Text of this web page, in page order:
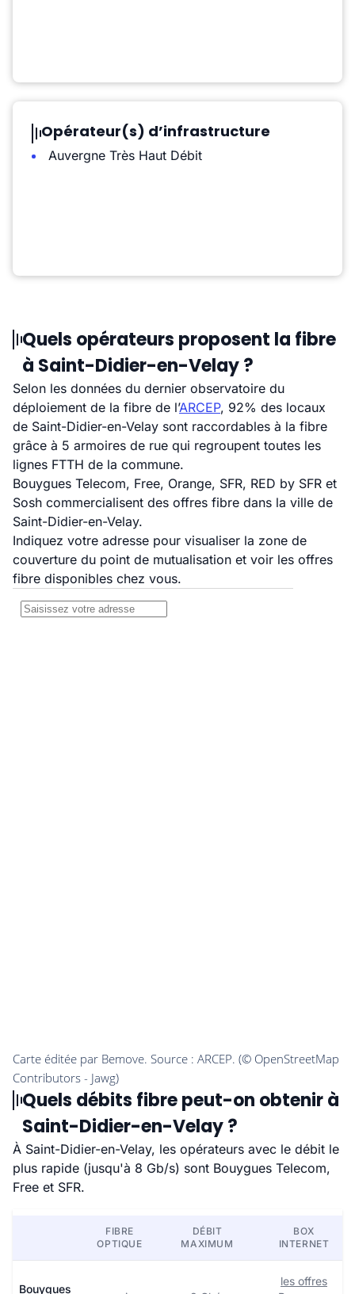
Opérateur(s) d’infrastructure
Auvergne Très Haut Débit
Quels opérateurs proposent la fibre
à Saint-Didier-en-Velay ?
Selon les données du dernier observatoire du
déploiement de la fibre de l’ARCEP, 92% des locaux
de Saint-Didier-en-Velay sont raccordables à la fibre
grâce à 5 armoires de rue qui regroupent toutes les
lignes FTTH de la commune.
Bouygues Telecom, Free, Orange, SFR, RED by SFR et
Sosh commercialisent des offres fibre dans la ville de
Saint-Didier-en-Velay.
Indiquez votre adresse pour visualiser la zone de
couverture du point de mutualisation et voir les offres
fibre disponibles chez vous.
Quels débits fibre peut-on obtenir à
Saint-Didier-en-Velay ?
À Saint-Didier-en-Velay, les opérateurs avec le débit le
plus rapide (jusqu'à 8 Gb/s) sont Bouygues Telecom,
Free et SFR.
FIBRE
OPTIQUE
DÉBIT
MAXIMUM
BOX
INTERNET
Bouygues
les offres